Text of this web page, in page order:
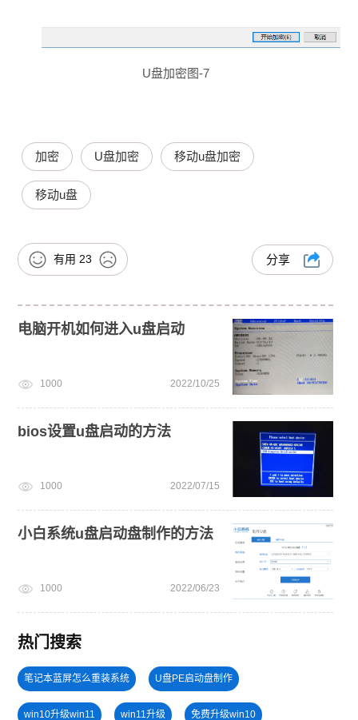
U盘加密图-7
加密 U盘加密 移动u盘加密
移动u盘
有用 23 分享
电脑开机如何进入u盘启动
1000 2022/10/25
bios设置u盘启动的方法
1000 2022/07/15
小白系统u盘启动盘制作的方法
1000 2022/06/23
热门搜索
笔记本蓝屏怎么重装系统 U盘PE启动盘制作
win10升级win11 win11升级 免费升级win10